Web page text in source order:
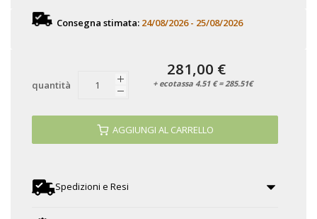
Consegna stimata: 24/08/2026 - 25/08/2026
quantità
AGGIUNGI AL CARRELLO
Spedizioni e Resi
281,00 €
+ ecotassa 4.51 € = 285.51€